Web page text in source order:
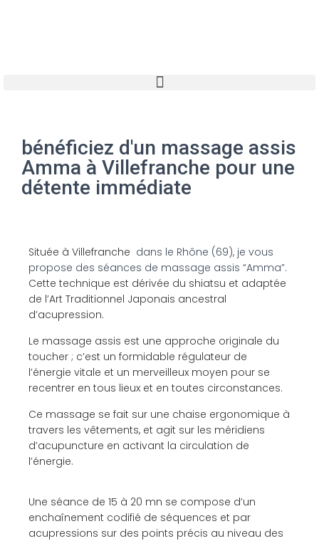
Villefranche
Contactez-moi
bénéficiez d'un massage assis
Amma à Villefranche pour une
détente immédiate
Située à Villefranche dans le Rhône (69), je vous
propose des séances de massage assis “Amma”.
Cette technique est dérivée du shiatsu et adaptée
de l’Art Traditionnel Japonais ancestral
d’acupression.
Le massage assis est une approche originale du
toucher ; c’est un formidable régulateur de
l’énergie vitale et un merveilleux moyen pour se
recentrer en tous lieux et en toutes circonstances.
Ce massage se fait sur une chaise ergonomique à
travers les vêtements, et agit sur les méridiens
d’acupuncture en activant la circulation de
l’énergie.
Une séance de 15 à 20 mn se compose d’un
enchaînement codifié de séquences et par
acupressions sur des points précis au niveau des